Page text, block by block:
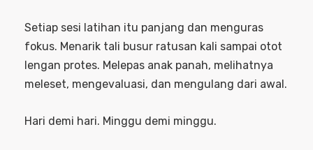
Setiap sesi latihan itu panjang dan menguras
fokus. Menarik tali busur ratusan kali sampai otot
lengan protes. Melepas anak panah, melihatnya
meleset, mengevaluasi, dan mengulang dari awal.
Hari demi hari. Minggu demi minggu.